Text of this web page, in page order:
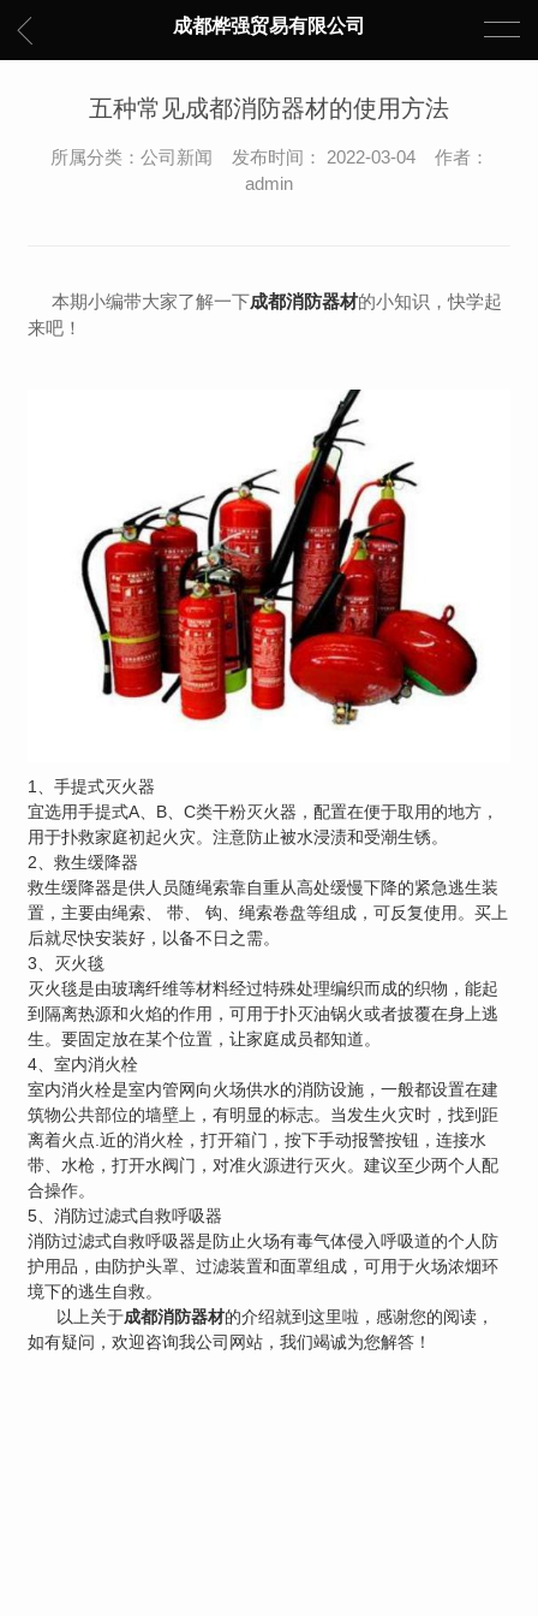
成都桦强贸易有限公司
五种常见成都消防器材的使用方法
所属分类：公司新闻 发布时间： 2022-03-04 作者：
admin
本期小编带大家了解一下成都消防器材的小知识，快学起
来吧！
1、手提式灭火器
宜选用手提式A、B、C类干粉灭火器，配置在便于取用的地方，
用于扑救家庭初起火灾。注意防止被水浸渍和受潮生锈。
2、救生缓降器
救生缓降器是供人员随绳索靠自重从高处缓慢下降的紧急逃生装
置，主要由绳索、 带、 钩、绳索卷盘等组成，可反复使用。买上
后就尽快安装好，以备不日之需。
3、灭火毯
灭火毯是由玻璃纤维等材料经过特殊处理编织而成的织物，能起
到隔离热源和火焰的作用，可用于扑灭油锅火或者披覆在身上逃
生。要固定放在某个位置，让家庭成员都知道。
4、室内消火栓
室内消火栓是室内管网向火场供水的消防设施，一般都设置在建
筑物公共部位的墙壁上，有明显的标志。当发生火灾时，找到距
离着火点.近的消火栓，打开箱门，按下手动报警按钮，连接水
带、水枪，打开水阀门，对准火源进行灭火。建议至少两个人配
合操作。
5、消防过滤式自救呼吸器
消防过滤式自救呼吸器是防止火场有毒气体侵入呼吸道的个人防
护用品，由防护头罩、过滤装置和面罩组成，可用于火场浓烟环
境下的逃生自救。
以上关于成都消防器材的介绍就到这里啦，感谢您的阅读，
如有疑问，欢迎咨询我公司网站，我们竭诚为您解答！